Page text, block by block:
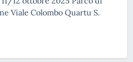
Viale Colombo Quartu S.